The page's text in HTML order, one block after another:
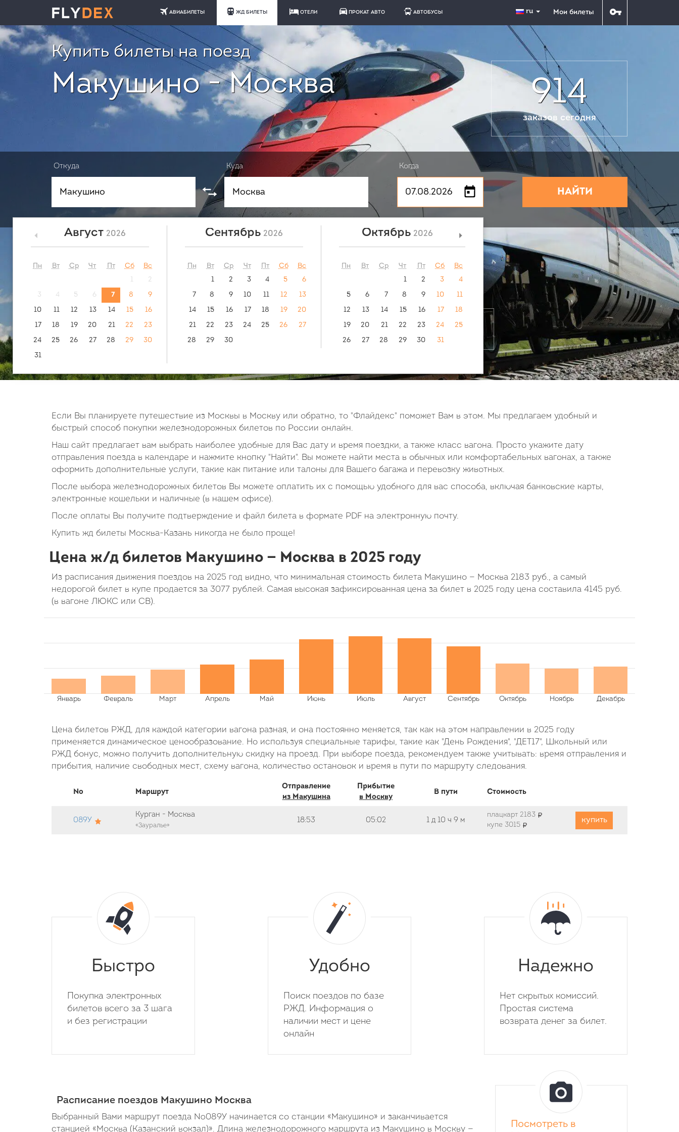
АВИАБИЛЕТЫ ЖД БИЛЕТЫ ОТЕЛИ ПРОКАТ АВТО АВТОБУСЫ ru Мои билеты
Купить билеты на поезд
Макушино - Москва 914
заказов сегодня
Откуда Куда Когда
НАЙТИ
видео инструкция:
Поделиться
Если Вы планируете путешествие из Москвы в Москву или обратно, то "Флайдекс" поможет Вам в этом. Мы предлагаем удобный и
быстрый способ покупки железнодорожных билетов по России онлайн.
Наш сайт предлагает вам выбрать наиболее удобные для Вас дату и время поездки, а также класс вагона. Просто укажите дату
отправления поезда в календаре и нажмите кнопку "Найти". Вы можете найти места в обычных или комфортабельных вагонах, а также
оформить дополнительные услуги, такие как питание или талоны для Вашего багажа и перевозку животных.
После выбора железнодорожных билетов Вы можете оплатить их с помощью удобного для вас способа, включая банковские карты,
электронные кошельки и наличные (в нашем офисе).
После оплаты Вы получите подтверждение и файл билета в формате PDF на электронную почту.
Купить жд билеты Москва-Казань никогда не было проще!
Цена ж/д билетов Макушино — Москва в 2025 году
Из расписания движения поездов на 2025 год видно, что минимальная стоимость билета Макушино — Москва 2183 руб., а самый
недорогой билет в купе продается за 3077 рублей. Самая высокая зафиксированная цена за билет в 2025 году цена составила 4145 руб.
(в вагоне ЛЮКС или СВ).
Цена билетов РЖД, для каждой категории вагона разная, и она постоянно меняется, так как на этом направлении в 2025 году
применяется динамическое ценообразование. Но используя специальные тарифы, такие как "День Рождения", "ДЕТ17", Школьный или
РЖД бонус, можно получить дополнительную скидку на проезд. При выборе поезда, рекомендуем также учитывать: время отправления и
прибытия, наличие свободных мест, схему вагона, количество остановок и время в пути по маршруту следования.
No Маршрут
Отправление
из Макушина
Прибытие
в Москву
В пути Стоимость
089У
Курган - Москва
«Зауралье»
18:53 05:02 1 д10 ч9 м
плацкарт 2183
купе 3015
купить
Быстро
Покупка электронных
билетов всего за 3 шага
и без регистрации
Удобно
Поиск поездов по базе
РЖД. Информация о
наличии мест и цене
онлайн
Надежно
Нет скрытых комиссий.
Простая система
возврата денег за билет.
Расписание поездов Макушино Москва
Выбранный Вами маршрут поезда №089У начинается со станции «Макушино» и заканчивается
станцией «Москва (Казанский вокзал)». Длина железнодорожного маршрута из Макушино в Москву —
Посмотреть в
Август 2026
Пн Вт Ср Чт Пт Сб
Вс
1
2
3
4 5 6 7 8
9
10
11 12 13 14 15
16
17
18 19 20 21 22
23
24
25 26 27 28 29
30
31
Сентябрь 2026
Пн Вт Ср Чт Пт Сб
Вс
1
2 3 4 5
6
7
8 9 10 11 12
13
14
15 16 17 18 19
20
21
22 23 24 25 26
27
28
29 30
Октябрь 2026
Пн Вт Ср Чт Пт Сб
Вс
1
2 3
4
5
6 7 8 9 10
11
12
13 14 15 16 17
18
19
20 21 22 23 24
25
26
27 28 29 30 31